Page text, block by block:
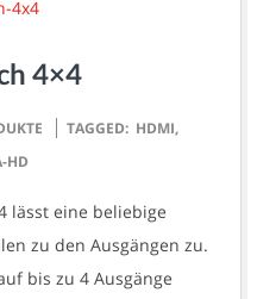
4×4
TAGGED: HDMI,
HD
lässt eine beliebige
zu den Ausgängen zu.
bis zu 4 Ausgänge